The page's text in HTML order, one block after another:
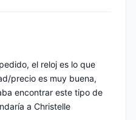
el reloj es lo que
precio es muy buena,
encontrar este tipo de
a Christelle